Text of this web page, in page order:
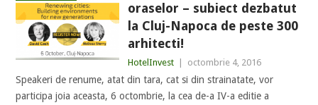
oraselor – subiect dezbatut
la Cluj-Napoca de peste 300
arhitecti!
HotelInvest octombrie 4, 2016
Speakeri de renume, atat din tara, cat si din strainatate, vor
participa joia aceasta, 6 octombrie, la cea de-a IV-a editie a